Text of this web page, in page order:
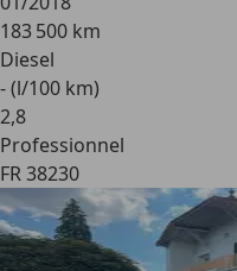
183 500 km
Diesel
- (l/100 km)
2,8
Professionnel
FR 38230